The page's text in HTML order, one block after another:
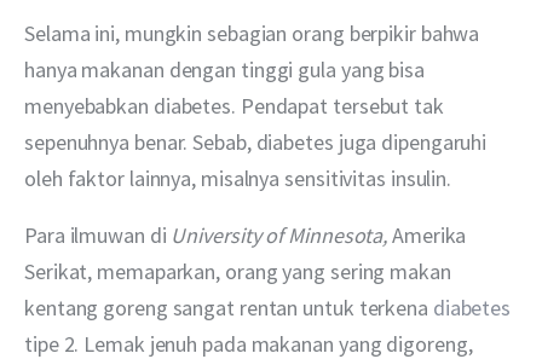
Selama ini, mungkin sebagian orang berpikir bahwa
hanya makanan dengan tinggi gula yang bisa
menyebabkan diabetes. Pendapat tersebut tak
sepenuhnya benar. Sebab, diabetes juga dipengaruhi
oleh faktor lainnya, misalnya sensitivitas insulin.
Para ilmuwan di University of Minnesota, Amerika
Serikat, memaparkan, orang yang sering makan
kentang goreng sangat rentan untuk terkena diabetes
tipe 2. Lemak jenuh pada makanan yang digoreng,